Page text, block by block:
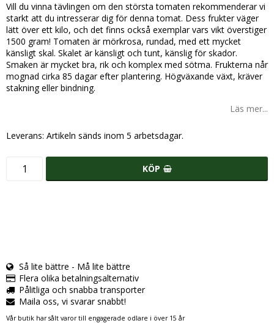
Vill du vinna tävlingen om den största tomaten rekommenderar vi
starkt att du intresserar dig för denna tomat. Dess frukter väger
lätt över ett kilo, och det finns också exemplar vars vikt överstiger
1500 gram! Tomaten är mörkrosa, rundad, med ett mycket
känsligt skal. Skalet är känsligt och tunt, känslig för skador.
Smaken är mycket bra, rik och komplex med sötma. Frukterna når
mognad cirka 85 dagar efter plantering. Högväxande växt, kräver
stakning eller bindning.
Läs mer...
Leverans: Artikeln sänds inom 5 arbetsdagar.
KÖP
Så lite bättre - Må lite bättre
Flera olika betalningsalternativ
Pålitliga och snabba transporter
Maila oss, vi svarar snabbt!
Vår butik har sålt varor till engagerade odlare i över 15 år